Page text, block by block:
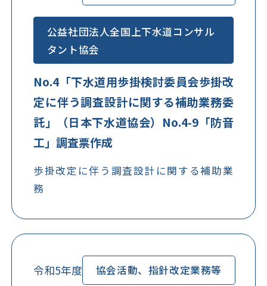
公益社団法人全国上下水道コンサル
タント協会
No.4「下水道用歩掛検討委員会歩掛改
定に伴う調査設計に関する補助業務委
託」（日本下水道協会）No.4-9「防音
工」調査票作成
歩掛改定に伴う調査設計に関する補助業
務
令和5年度 協会活動、指針改定業務等